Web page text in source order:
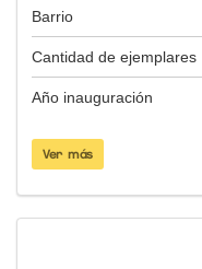
Barrio
Cantidad de ejemplares
Año inauguración
Ver más